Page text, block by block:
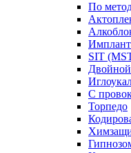
По
SIT
С
Торпедо